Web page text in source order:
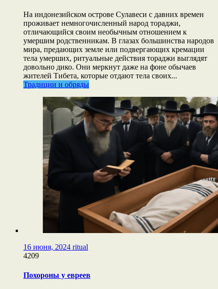
На индонезийском острове Сулавеси с давних времен
проживает немногочисленный народ тораджи,
отличающийся своим необычным отношением к
умершим родственникам. В глазах большинства народов
мира, предающих земле или подвергающих кремации
тела умерших, ритуальные действия тораджи выглядят
довольно дико. Они меркнут даже на фоне обычаев
жителей Тибета, которые отдают тела своих...
Традиции и обряды
16 июня, 2024 ritual
4209
Похороны у евреев